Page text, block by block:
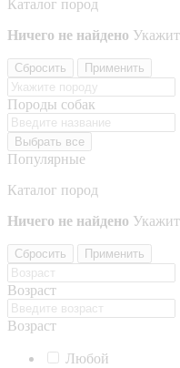
Каталог пород
Ничего не найдено
Сбросить Применить
Породы собак
Выбрать все
Популярные
Каталог пород
Ничего не найдено
Сбросить Применить
Возраст
Возраст
Любой